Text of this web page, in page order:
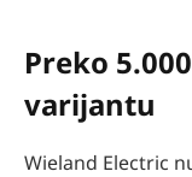
Preko
varijantu
Wieland Electric